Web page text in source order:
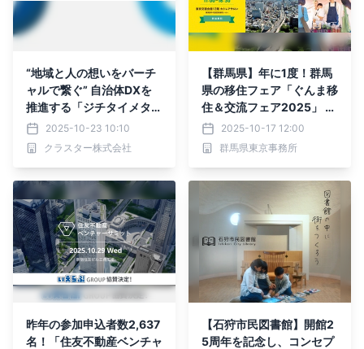
“地域と人の想いをバーチ
ャルで繋ぐ” 自治体DXを
推進する「ジチタイメタバ
ース」2025-10-23 10:10
クラスター株式会社
【群馬県】年に1度！群馬
県の移住フェア「ぐんま移
住＆交流フェア2025」 を
有楽町で開催します。
2025-10-17 12:00
群馬県東京事務所
昨年の参加申込者数2,637
名！「住友不動産ベンチャ
【石狩市民図書館】開館2
5周年を記念し、コンセプ